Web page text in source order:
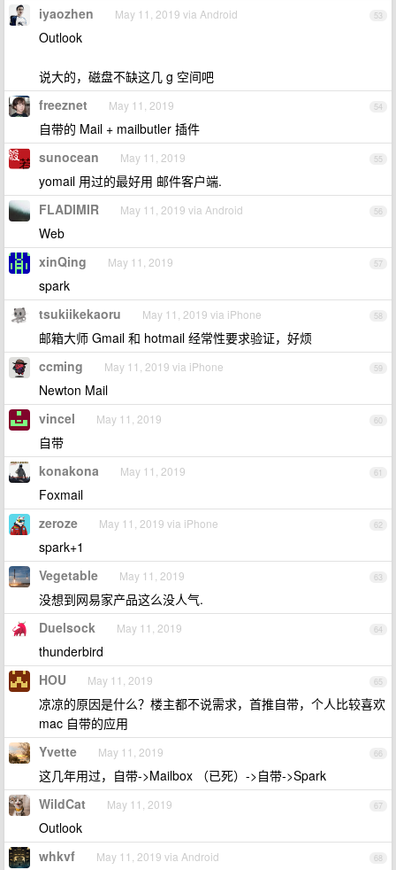
53
iyaozhen May 11, 2019 via Android
Outlook
说大的，磁盘不缺这几 g 空间吧
54
freeznet May 11, 2019
自带的 Mail + mailbutler 插件
55
sunocean May 11, 2019
yomail 用过的最好用 邮件客户端.
56
FLADIMIR May 11, 2019 via Android
Web
57
xinQing May 11, 2019
spark
58
tsukiikekaoru May 11, 2019 via iPhone
邮箱大师 Gmail 和 hotmail 经常性要求验证，好烦
59
ccming May 11, 2019 via iPhone
Newton Mail
60
vincel May 11, 2019
自带
61
konakona May 11, 2019
Foxmail
62
zeroze May 11, 2019 via iPhone
spark+1
63
Vegetable May 11, 2019
没想到网易家产品这么没人气.
64
Duelsock May 11, 2019
thunderbird
65
HOU May 11, 2019
凉凉的原因是什么？楼主都不说需求，首推自带，个人比较喜欢
mac 自带的应用
66
Yvette May 11, 2019
这几年用过，自带->Mailbox （已死）->自带->Spark
67
WildCat May 11, 2019
Outlook
68
whkvf May 11, 2019 via Android